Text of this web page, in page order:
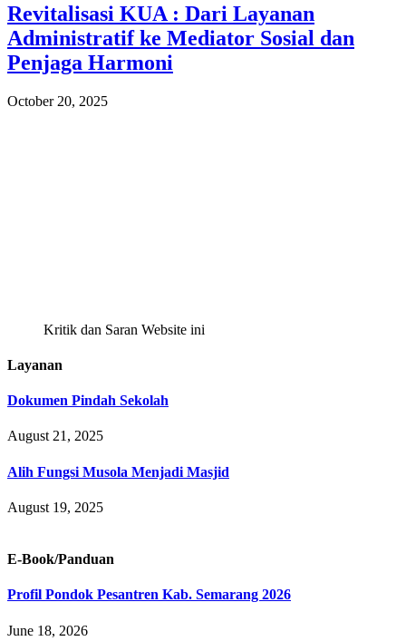
Revitalisasi KUA : Dari Layanan
Administratif ke Mediator Sosial dan
Penjaga Harmoni
October 20, 2025
Kritik dan Saran Website ini
Layanan
Dokumen Pindah Sekolah
August 21, 2025
Alih Fungsi Musola Menjadi Masjid
August 19, 2025
E-Book/Panduan
Profil Pondok Pesantren Kab. Semarang 2026
June 18, 2026